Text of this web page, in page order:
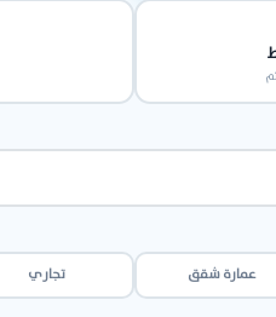
عمارة شقق تجاري